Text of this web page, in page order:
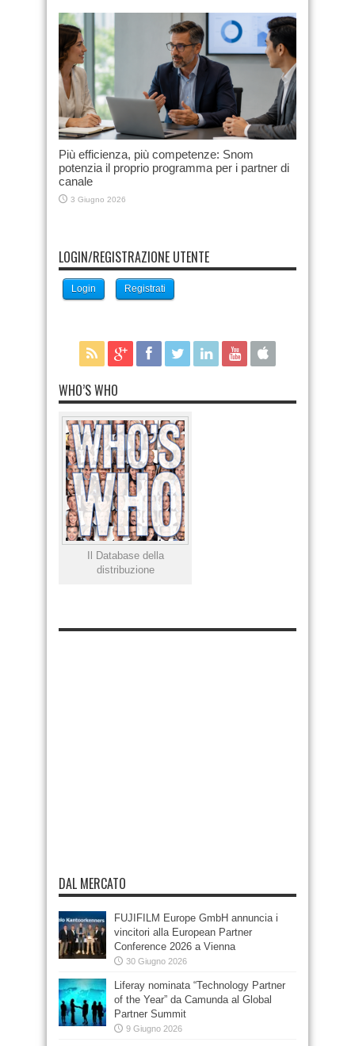
Più efficienza, più competenze: Snom
potenzia il proprio programma per i partner di
canale
3 Giugno 2026
LOGIN/REGISTRAZIONE UTENTE
Login Registrati
WHO’S WHO
Il Database della
distribuzione
DAL MERCATO
FUJIFILM Europe GmbH annuncia i
vincitori alla European Partner
Conference 2026 a Vienna
30 Giugno 2026
Liferay nominata “Technology Partner
of the Year” da Camunda al Global
Partner Summit
9 Giugno 2026